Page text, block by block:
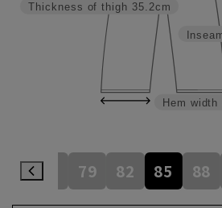
Hem width
Thickness of thigh 35.2cm
76 79 82 85 88